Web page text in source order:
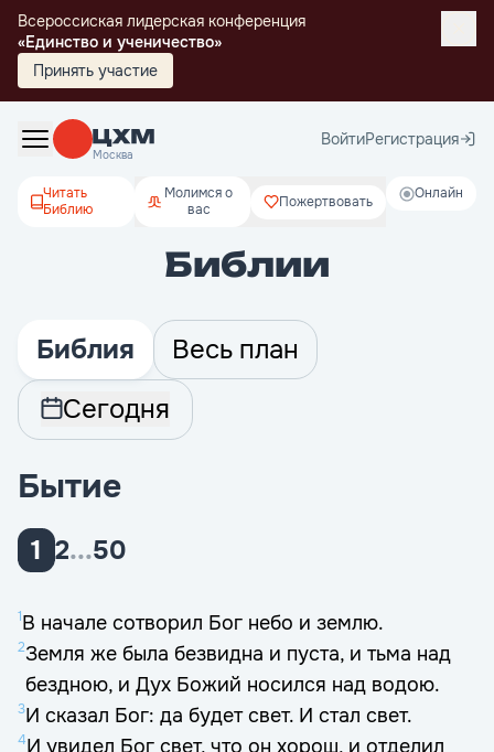
Всероссиская лидерская конференция
«Единство и ученичество»
Принять участие
Москва
ВойтиРегистрация
Онлайн
Читать
Библию
Молимся о
вас
Пожертвовать
Библии
Библия
Весь план
Сегодня
Бытие
1 2...50
1В начале сотворил Бог небо и землю.
2Земля же была безвидна и пуста, и тьма над
бездною, и Дух Божий носился над водою.
3И сказал Бог: да будет свет. И стал свет.
4И увидел Бог свет, что он хорош, и отделил